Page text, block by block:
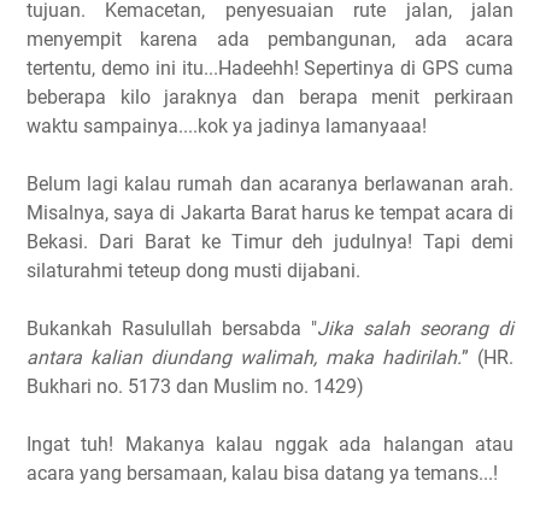
tujuan. Kemacetan, penyesuaian rute jalan, jalan
menyempit karena ada pembangunan, ada acara
tertentu, demo ini itu...Hadeehh! Sepertinya di GPS cuma
beberapa kilo jaraknya dan berapa menit perkiraan
waktu sampainya....kok ya jadinya lamanyaaa!
Belum lagi kalau rumah dan acaranya berlawanan arah.
Misalnya, saya di Jakarta Barat harus ke tempat acara di
Bekasi. Dari Barat ke Timur deh judulnya! Tapi demi
silaturahmi teteup dong musti dijabani.
Bukankah Rasulullah bersabda "Jika salah seorang di
antara kalian diundang walimah, maka hadirilah.” (HR.
Bukhari no. 5173 dan Muslim no. 1429)
Ingat tuh! Makanya kalau nggak ada halangan atau
acara yang bersamaan, kalau bisa datang ya temans...!